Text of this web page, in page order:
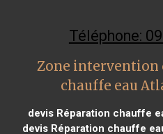
Téléphone:
Zone intervention
chauffe eau
devis Réparation chauffe
devis Réparation chauffe